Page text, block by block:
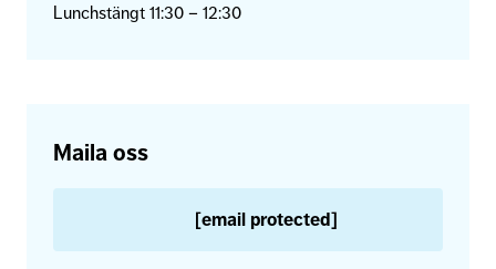
Lunchstängt 11:30 – 12:30
Maila oss
[email protected]